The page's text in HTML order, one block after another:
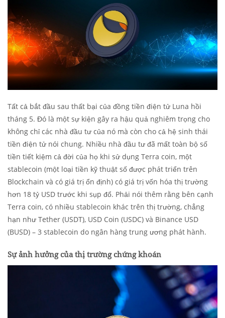
Tất cả bắt đầu sau thất bại của đồng tiền điện tử Luna hồi
tháng 5. Đó là một sự kiện gây ra hậu quả nghiêm trọng cho
không chỉ các nhà đầu tư của nó mà còn cho cả hệ sinh thái
tiền điện tử nói chung. Nhiều nhà đầu tư đã mất toàn bộ số
tiền tiết kiệm cả đời của họ khi sử dụng Terra coin, một
stablecoin (một loại tiền kỹ thuật số được phát triển trên
Blockchain và có giá trị ổn định) có giá trị vốn hóa thị trường
hơn 18 tỷ USD trước khi sụp đổ. Phải nói thêm rằng bên cạnh
Terra coin, có nhiều stablecoin khác trên thị trường, chẳng
hạn như Tether (USDT), USD Coin (USDC) và Binance USD
(BUSD) – 3 stablecoin do ngân hàng trung ương phát hành.
Sự ảnh hưởng của thị trường chứng khoán